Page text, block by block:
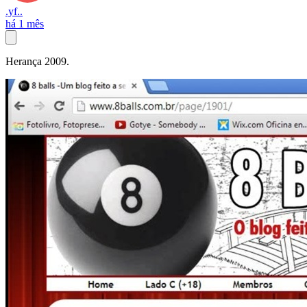
.yf..
há 1 mês
Herança 2009.